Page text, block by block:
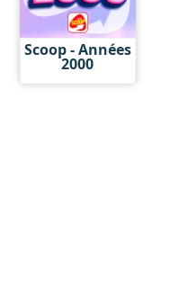
Scoop - Années
2000